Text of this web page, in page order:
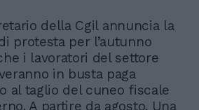
della Cgil annuncia la
protesta per l’autunno
i lavoratori del settore
in busta paga
al taglio del cuneo fiscale
A partire da agosto. Una